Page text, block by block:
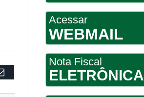
Email
Acessar
WEBMAIL
Nota Fiscal
ELETRÔNICA